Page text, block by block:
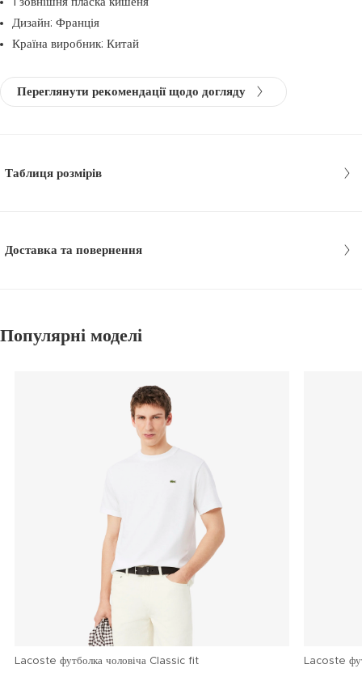
Дизайн: Франція
Країна виробник: Китай
Переглянути рекомендації щодо догляду
Таблиця розмірів
Доставка та повернення
Популярні моделі
Lacoste футболка чоловіча Classic fit Lacoste